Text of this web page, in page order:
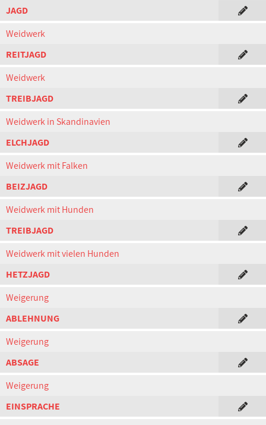
JAGD
Weidwerk
REITJAGD
Weidwerk
TREIBJAGD
Weidwerk in Skandinavien
ELCHJAGD
Weidwerk mit Falken
BEIZJAGD
Weidwerk mit Hunden
TREIBJAGD
Weidwerk mit vielen Hunden
HETZJAGD
Weigerung
ABLEHNUNG
Weigerung
ABSAGE
Weigerung
EINSPRACHE